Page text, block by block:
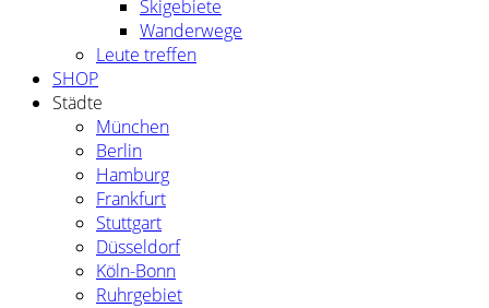
Skigebiete
Wanderwege
Leute treffen
SHOP
Städte
München
Berlin
Hamburg
Frankfurt
Stuttgart
Düsseldorf
Köln-Bonn
Ruhrgebiet